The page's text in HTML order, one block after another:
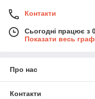
Контакти
Сьогодні працює з
Показати весь
Про нас
Контакти